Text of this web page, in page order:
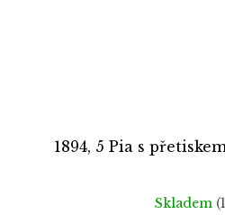
1894, 5 Pia s
Skladem